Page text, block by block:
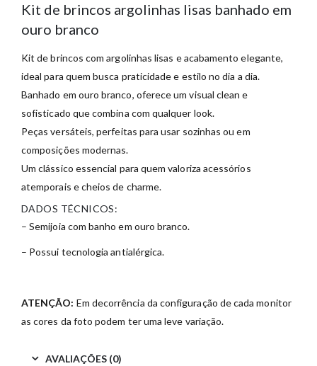
Kit de brincos argolinhas lisas banhado em
ouro branco
Kit de brincos com argolinhas lisas e acabamento elegante,
ideal para quem busca praticidade e estilo no dia a dia.
Banhado em ouro branco, oferece um visual clean e
sofisticado que combina com qualquer look.
Peças versáteis, perfeitas para usar sozinhas ou em
composições modernas.
Um clássico essencial para quem valoriza acessórios
atemporais e cheios de charme.
DADOS TÉCNICOS:
– Semijoia com banho em ouro branco.
– Possui tecnologia antialérgica.
ATENÇÃO: Em decorrência da configuração de cada monitor
as cores da foto podem ter uma leve variação.
AVALIAÇÕES (0)